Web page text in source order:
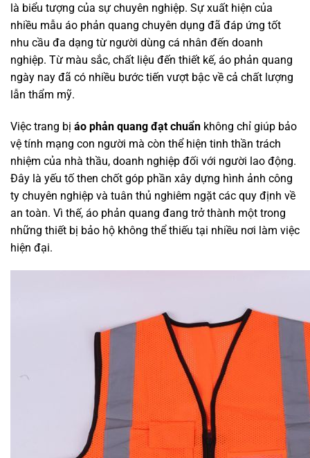
là biểu tượng của sự chuyên nghiệp. Sự xuất hiện của
nhiều mẫu áo phản quang chuyên dụng đã đáp ứng tốt
nhu cầu đa dạng từ người dùng cá nhân đến doanh
nghiệp. Từ màu sắc, chất liệu đến thiết kế, áo phản quang
ngày nay đã có nhiều bước tiến vượt bậc về cả chất lượng
lẫn thẩm mỹ.
Việc trang bị áo phản quang đạt chuẩn không chỉ giúp bảo
vệ tính mạng con người mà còn thể hiện tinh thần trách
nhiệm của nhà thầu, doanh nghiệp đối với người lao động.
Đây là yếu tố then chốt góp phần xây dựng hình ảnh công
ty chuyên nghiệp và tuân thủ nghiêm ngặt các quy định về
an toàn. Vì thế, áo phản quang đang trở thành một trong
những thiết bị bảo hộ không thể thiếu tại nhiều nơi làm việc
hiện đại.